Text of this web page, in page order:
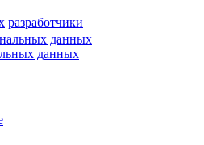
разработчики
данных
данных